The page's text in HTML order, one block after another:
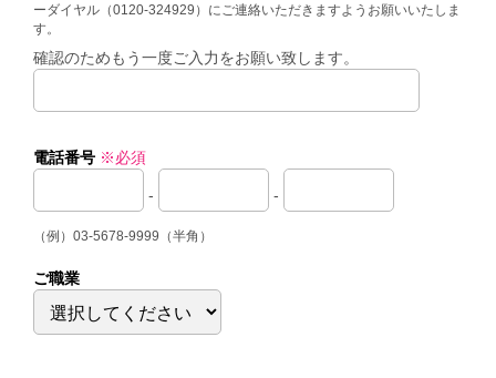
ーダイヤル（0120-324929）にご連絡いただきますようお願いいたしま
す。
確認のためもう一度ご入力をお願い致します。
電話番号 ※必須
- -
（例）03-5678-9999（半角）
ご職業